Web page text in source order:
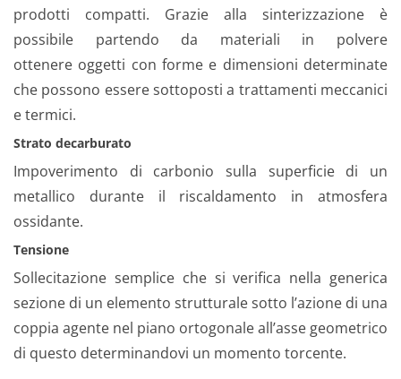
prodotti compatti. Grazie alla sinterizzazione è
possibile partendo da materiali in polvere
ottenere oggetti con forme e dimensioni determinate
che possono essere sottoposti a trattamenti meccanici
e termici.
Strato decarburato
Impoverimento di carbonio sulla superficie di un
metallico durante il riscaldamento in atmosfera
ossidante.
Tensione
Sollecitazione semplice che si verifica nella generica
sezione di un elemento strutturale sotto l’azione di una
coppia agente nel piano ortogonale all’asse geometrico
di questo determinandovi un momento torcente.